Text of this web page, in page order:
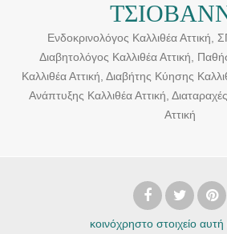
Ενδοκρινολόγος Καλλιθέα
Διαβητολόγος Καλλιθέα Αττική,
Καλλιθέα Αττική, Διαβήτης Κύησης
Ανάπτυξης Καλλιθέα Αττική,
Αττική
κοινόχρηστο στοιχείο αυτή